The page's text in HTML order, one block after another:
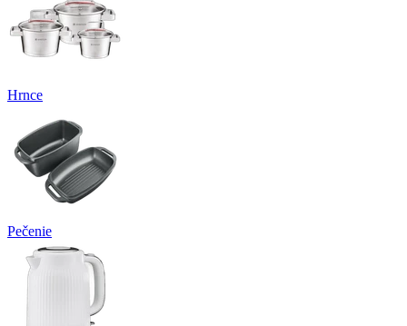
Hrnce
Pečenie